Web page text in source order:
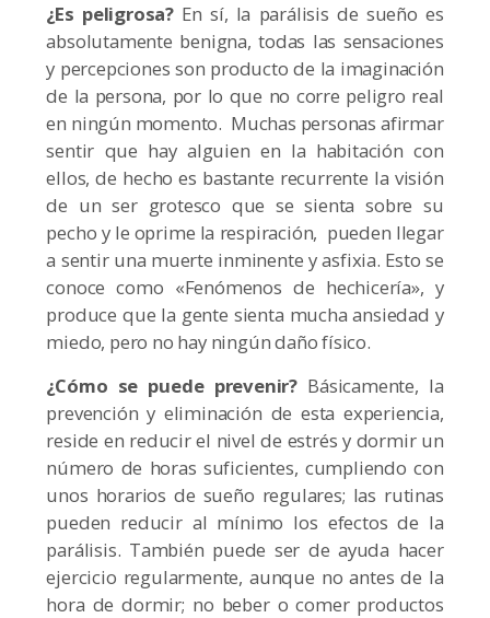
¿Es peligrosa? En sí, la parálisis de sueño es
absolutamente benigna, todas las sensaciones
y percepciones son producto de la imaginación
de la persona, por lo que no corre peligro real
en ningún momento. Muchas personas afirmar
sentir que hay alguien en la habitación con
ellos, de hecho es bastante recurrente la visión
de un ser grotesco que se sienta sobre su
pecho y le oprime la respiración, pueden llegar
a sentir una muerte inminente y asfixia. Esto se
conoce como «Fenómenos de hechicería», y
produce que la gente sienta mucha ansiedad y
miedo, pero no hay ningún daño físico.
¿Cómo se puede prevenir?Básicamente, la
prevención y eliminación de esta experiencia,
reside en reducir el nivel de estrés y dormir un
número de horas suficientes, cumpliendo con
unos horarios de sueño regulares; las rutinas
pueden reducir al mínimo los efectos de la
parálisis. También puede ser de ayuda hacer
ejercicio regularmente, aunque no antes de la
hora de dormir; no beber o comer productos